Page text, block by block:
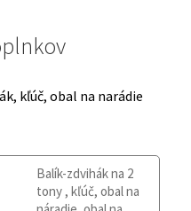
kľúč, obal na narádie
Balík-zdvihák na 2
tony , kľúč, obal na